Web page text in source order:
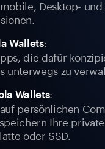
Desktop-
Wallets:
die dafür
unterwegs zu
Wallets:
persönlichen
Ihre
oder SSD.